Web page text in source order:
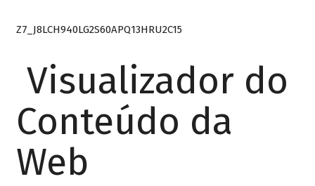
Z7_J8LCH940LG2S60APQ13HRU2C15
Visualizador do
Conteúdo da
Web